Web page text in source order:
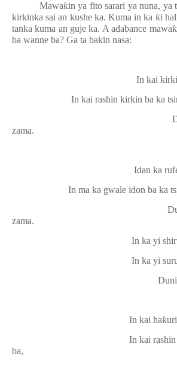
Mawaƙin ya fito sarari ya nuna, ya
kirkinka sai an kushe ka. Kuma in ka ƙi
tanka kuma an guje ka. A adabance mawaƙ
ba wanne ba? Ga ta bakin nasa:
In kai
In kai rashin kirkin ba ka
zama.
Idan ka
In ma ka gwale idon ba ka
zama.
In ka yi
In ka yi
In kai haƙ
In kai rashin
ba,